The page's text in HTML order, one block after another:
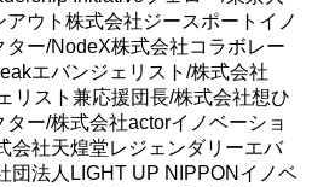
ウト株式会社ジースポートイノ
ー/NodeX株式会社コラボレー
エバンジェリスト/株式会社
リスト兼応援団長/株式会社想ひ
ター/株式会社actorイノベーショ
会社天煌堂レジェンダリーエバ
団法人LIGHT UP NIPPONイノベ